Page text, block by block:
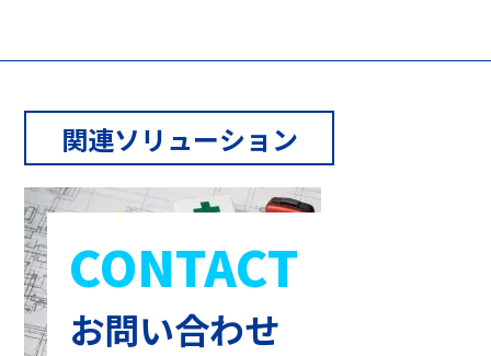
関連ソリューション
CONTACT
お問い合わせ